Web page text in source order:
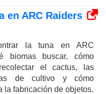
en ARC Raiders
la tuna en ARC
biomas buscar, cómo
el cactus, las
de cultivo y cómo
la fabricación de objetos.